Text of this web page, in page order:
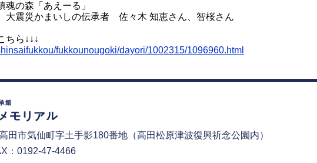
の森「あえーる」
震災かまいしの伝承者 佐々木 知恵さん、智桜さん
ちら↓↓↓
fukkounougoki/dayori/1002315/1096960.html
田市気仙町字土手影180番地 （高田松原津波復興祈念公園内）
：0192-47-4466